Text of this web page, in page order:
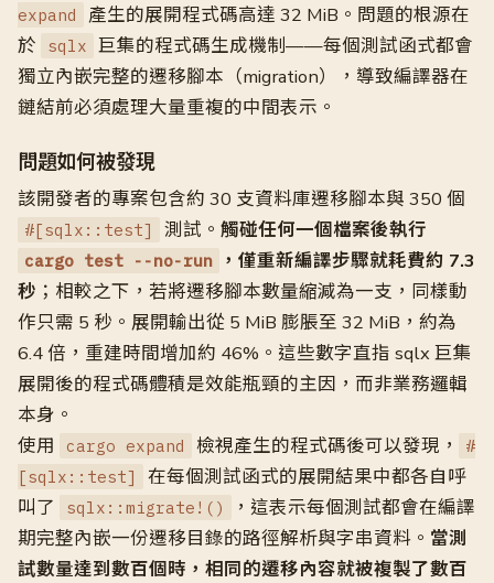
expand
產生的展開程式碼高達 32 MiB。問題的根源在
於
sqlx 巨集的程式碼生成機制——每個測試函式都會
獨立內嵌完整的遷移腳本（migration），導致編譯器在
鏈結前必須處理大量重複的中間表示。
問題如何被發現
該開發者的專案包含約 30 支資料庫遷移腳本與 350 個
#[sqlx::test] 測試。 觸碰任何一個檔案後執行
cargo test --no-run
，僅重新編譯步驟就耗費約 7.3
秒 ；相較之下，若將遷移腳本數量縮減為一支，同樣動
作只需 5 秒。展開輸出從 5 MiB 膨脹至 32 MiB，約為
6.4 倍，重建時間增加約 46%。這些數字直指 sqlx 巨集
展開後的程式碼體積是效能瓶頸的主因，而非業務邏輯
本身。
使用
cargo expand 檢視產生的程式碼後可以發現，
#
[sqlx::test]
在每個測試函式的展開結果中都各自呼
叫了
sqlx::migrate!()
，這表示每個測試都會在編譯
期完整內嵌一份遷移目錄的路徑解析與字串資料。 當測
試數量達到數百個時，相同的遷移內容就被複製了數百